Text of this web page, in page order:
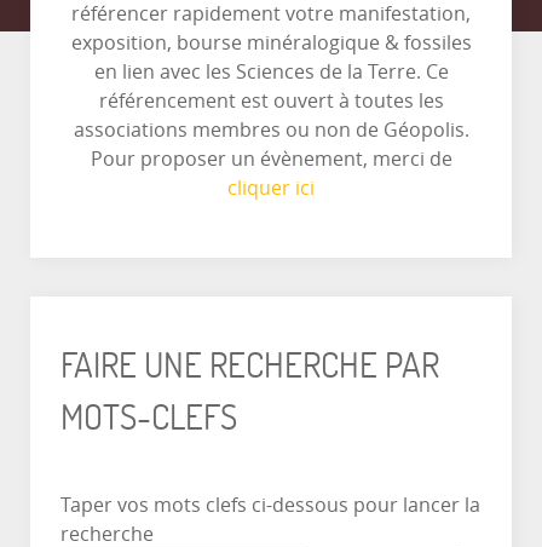
référencer rapidement votre manifestation,
exposition, bourse minéralogique & fossiles
en lien avec les Sciences de la Terre. Ce
référencement est ouvert à toutes les
associations membres ou non de Géopolis.
Pour proposer un évènement, merci de
cliquer ici
FAIRE UNE RECHERCHE PAR
MOTS-CLEFS
Taper vos mots clefs ci-dessous pour lancer la
recherche